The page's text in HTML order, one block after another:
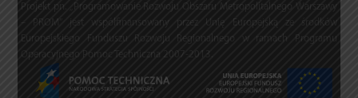
Projekt pn. „Programowanie Rozwoju Obszaru Metropolitalnego Warszawy
– PROM” jest współfinansowany przez Unię Europejską ze środków
Europejskiego Funduszu Rozwoju Regionalnego w ramach Programu
Operacyjnego Pomoc Techniczna 2007-2013.